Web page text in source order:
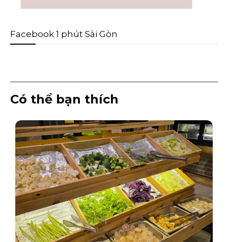
Facebook 1 phút Sài Gòn
Có thể bạn thích